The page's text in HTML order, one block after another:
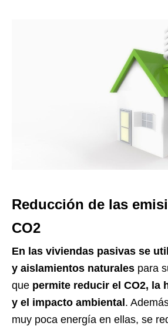
Reducción de las
CO2
En las viviendas pasivas se
y aislamientos naturales para
que permite reducir el CO2, la
y el impacto ambiental.
muy poca energía en ellas, se